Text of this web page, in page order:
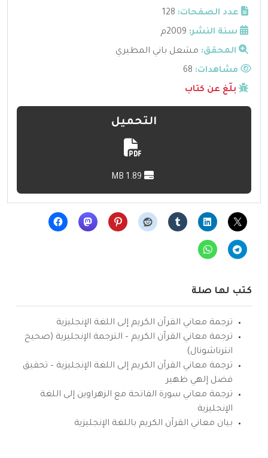
عدد الصفحات: 128
سنة النشر: 2009م
المحقق: مشعل باني المطيري
مشاهدات:
بلّغ عن كتاب
التحميل
كتب لها صلة
ترجمة معاني القرآن الكريم إلى اللغة الإنجليزية
ترجمة معاني القرآن الكريم – الترجمة الإنجليزية (صحيح
انترناشونال)
ترجمة معاني القرآن الكريم إلى اللغة الإنجليزية – تحقيق
فضل إلهي ظهير
ترجمة معاني سورة الفاتحة مع الزهراوين إلى اللغة
الإنجليزية
بيان معاني القرآن الكريم باللغة الإنجليزية